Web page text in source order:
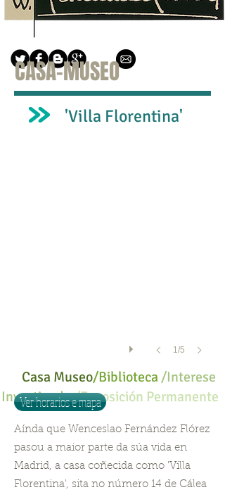
CASA-MUSEO
'Villa Florentina'
Autor:
Alex
Vázquez
1/5
Casa Museo/Biblioteca /Interese
Investigador/Exposición Permanente
Ver horarios e mapa
Aínda que Wenceslao Fernández Flórez
pasou a maior parte da súa vida en
Madrid, a casa coñecida como 'Villa
Florentina', sita no número 14 de Cálea